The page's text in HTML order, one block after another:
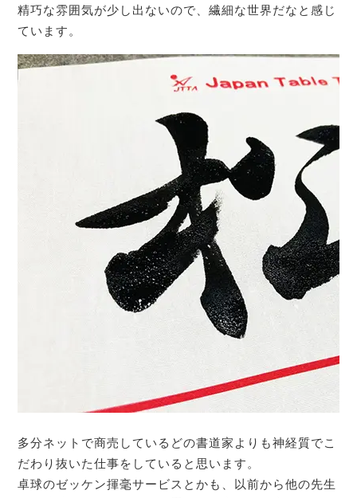
精巧な雰囲気が少し出ないので、繊細な世界だなと感じ
ています。
多分ネットで商売しているどの書道家よりも神経質でこ
だわり抜いた仕事をしていると思います。
卓球のゼッケン揮毫サービスとかも、以前から他の先生